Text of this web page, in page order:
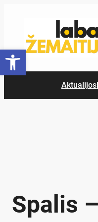
Open toolbar
Aktualijos
Spalis